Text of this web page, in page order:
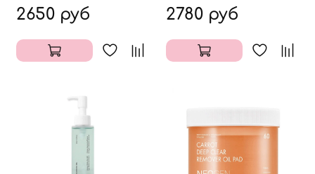
2650 руб 2780 руб